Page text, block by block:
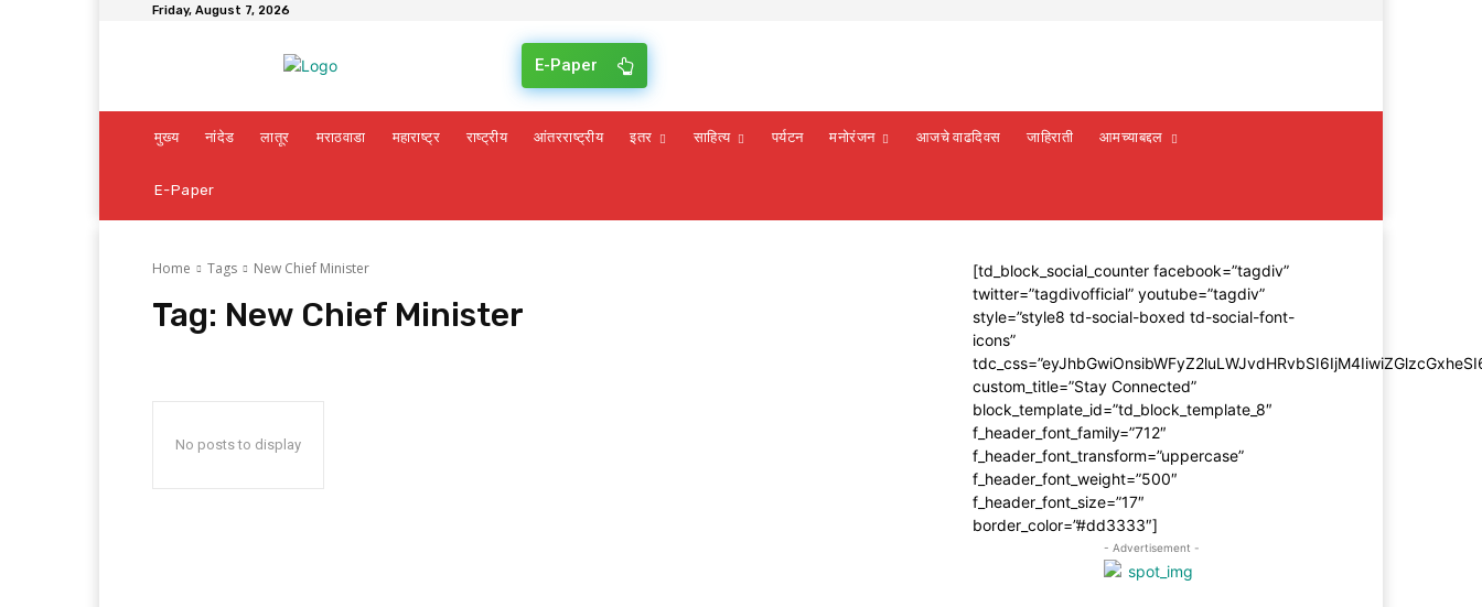
Friday, August 7, 2026
E-Paper
मुख्य नांदेड लातूर मराठवाडा महाराष्ट्र राष्ट्रीय आंतरराष्ट्रीय इतर साहित्य पर्यटन मनोरंजन आजचे वाढदिवस जाहिराती आमच्याबद्दल
E-Paper
Home Tags New Chief Minister
Tag: New Chief Minister
No posts to display
[td_block_social_counter facebook=”tagdiv”
twitter=”tagdivofficial” youtube=”tagdiv”
style=”style8 td-social-boxed td-social-font-
icons”
custom_title=”Stay Connected”
block_template_id=”td_block_template_8″
f_header_font_family=”712″
f_header_font_transform=”uppercase”
f_header_font_weight=”500″
f_header_font_size=”17″
border_color=”#dd3333″]
- Advertisement -